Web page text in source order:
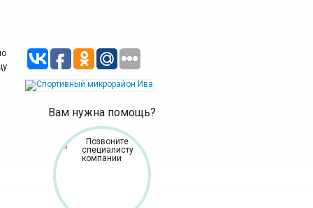
Вам нужна помощь?